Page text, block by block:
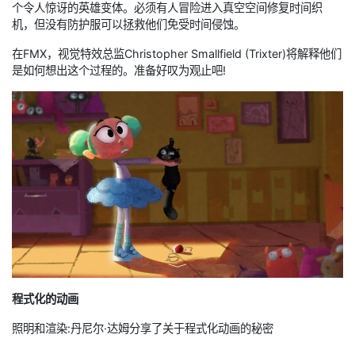
个令人惊讶的英雄变体。必须有人冒险进入真空空间修复时间织
机，但没有防护服可以拯救他们免受时间侵蚀。
在FMX，视觉特效总监Christopher Smallfield (Trixter)将解释他们
是如何想出这个过程的。准备好叹为观止吧!
程式化的动画
照明和渲染:丹尼尔·达姆分享了关于程式化动画的秘密